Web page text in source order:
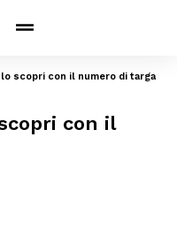
scopri con il numero di targa
con il